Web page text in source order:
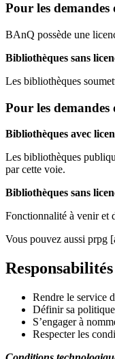
Pour les demandes
BAnQ possède une
Bibliothèques sans
Les bibliothèques
Pour les
Bibliothèques avec
Les bibliothèques
par cette voie.
Bibliothèques sans
Fonctionnalité à venir et
Vous pouvez aussi prpg
Rendre le service
Définir sa
S’engager à
Respecter les